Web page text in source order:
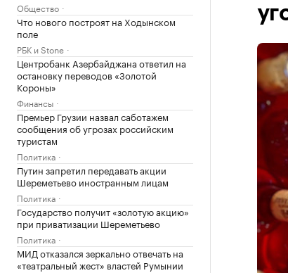
Общество
Что нового построят на Ходынском
поле
РБК и Stone
Центробанк Азербайджана ответил на
остановку переводов «Золотой
Короны»
Финансы
Премьер Грузии назвал саботажем
сообщения об угрозах российским
туристам
Политика
Путин запретил передавать акции
Шереметьево иностранным лицам
Политика
Государство получит «золотую акцию»
при приватизации Шереметьево
Политика
МИД отказался зеркально отвечать на
«театральный жест» властей Румынии